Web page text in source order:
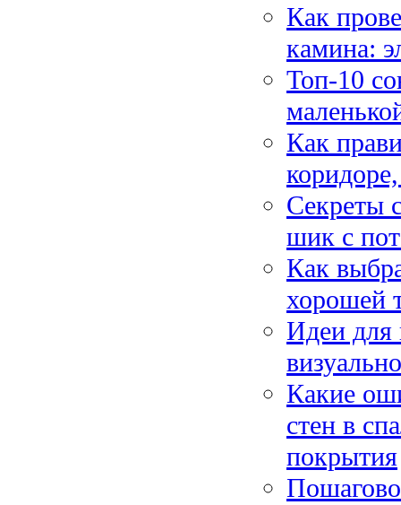
Как
камина:
Топ-10
Как
Секреты
шик с
Как
хорошей
Идеи для
Какие
стен в
покрытия